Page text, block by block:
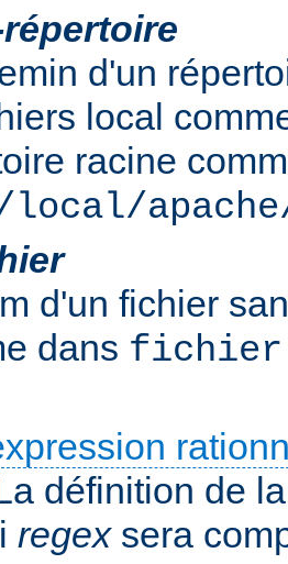
d'un
local
racine
d'un fichier
dans
définition de
regexsera